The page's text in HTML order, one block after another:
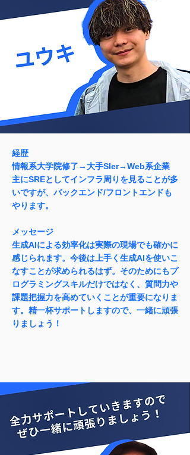
経歴
情報系大学院修了→大手SIer→Web系企業
主にSREとしてインフラ周りを見ることが多
いですが、バックエンド/フロントエンドも
やります。
メッセージ
生成AIによる効率化は実際の現場でも確かに
感じられます。今後は上手く生成AIを使いこ
なすことが求められるはず。そのためにもプ
ログラミングスキルだけではなく、質問力や
課題把握力を高めていくことが重要になりま
す。精一杯サポートしますので、一緒に頑張
りましょう！